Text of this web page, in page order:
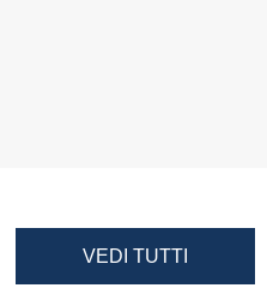
VEDI TUTTI